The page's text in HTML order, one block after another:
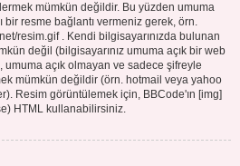
mümkün değildir. Bu yüzden umuma
bir resme bağlantı vermeniz gerek, örn.
resim.gif . Kendi bilgisayarınızda bulunan
değil (bilgisayarınız umuma açık bir web
umuma açık olmayan ve sadece şifreyle
mümkün değildir (örn. hotmail veya yahoo
Resim görüntülemek için, BBCode'ın [img]
HTML kullanabilirsiniz.